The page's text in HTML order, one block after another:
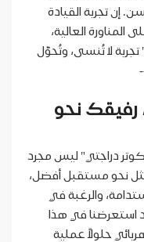
إن تجربة القيادة
العالية،
لا تُنسى، وتُحوّل
رفيقك نحو
دراجتي" ليس مجرد
نحو مستقبل أفضل،
والرغبة في
استعرضنا في هذا
حلولاً عملية